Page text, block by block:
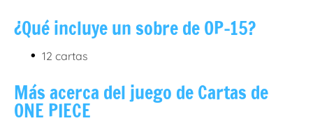
¿Qué incluye un sobre de OP-15?
• 12 cartas
Más acerca del juego de Cartas de
ONE PIECE